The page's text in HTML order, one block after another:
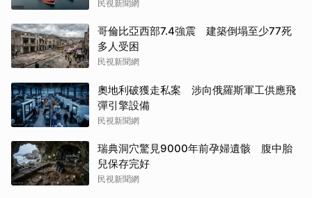
民視新聞網
哥倫比亞西部7.4強震 建築倒塌至少77死
多人受困
民視新聞網
奧地利破獲走私案 涉向俄羅斯軍工供應飛
彈引擎設備
民視新聞網
瑞典洞穴驚見9000年前孕婦遺骸 腹中胎
兒保存完好
民視新聞網